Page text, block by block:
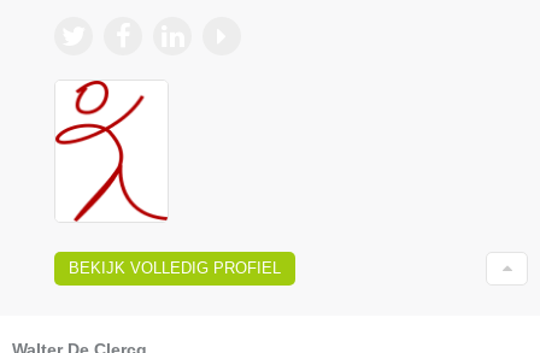
BEKIJK VOLLEDIG PROFIEL